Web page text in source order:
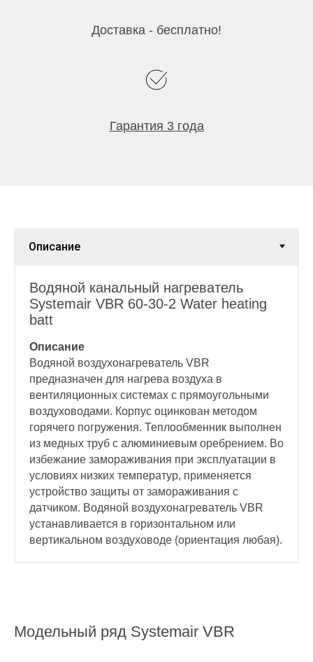
Доставка - бесплатно!
Гарантия 3 года
Водяной канальный нагреватель
Systemair VBR 60-30-2 Water heating
batt
Описание
Водяной воздухонагреватель VBR
предназначен для нагрева воздуха в
вентиляционных системах с прямоугольными
воздуховодами. Корпус оцинкован методом
горячего погружения. Теплообменник выполнен
из медных труб с алюминиевым оребрением. Во
избежание замораживания при эксплуатации в
условиях низких температур, применяется
устройство защиты от замораживания с
датчиком. Водяной воздухонагреватель VBR
устанавливается в горизонтальном или
вертикальном воздуховоде (ориентация любая).
Модельный ряд Systemair VBR